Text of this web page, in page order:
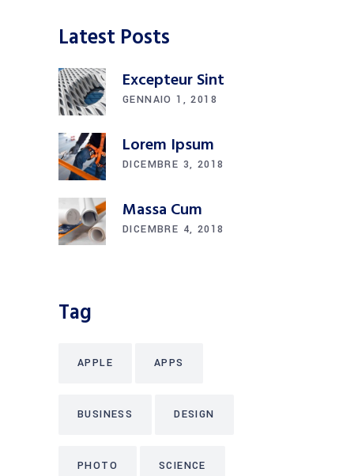
Latest Posts
Excepteur Sint
GENNAIO 1, 2018
Lorem Ipsum
DICEMBRE 3, 2018
Massa Cum
DICEMBRE 4, 2018
Tag
APPLE APPS
BUSINESS DESIGN
PHOTO SCIENCE